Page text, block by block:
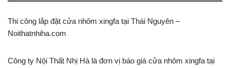
Thi công lắp đặt cửa nhôm xingfa tại Thái Nguyên –
Noithatnhiha.com
Công ty Nội Thất Nhị Hà là đơn vị báo giá cửa nhôm xingfa tại